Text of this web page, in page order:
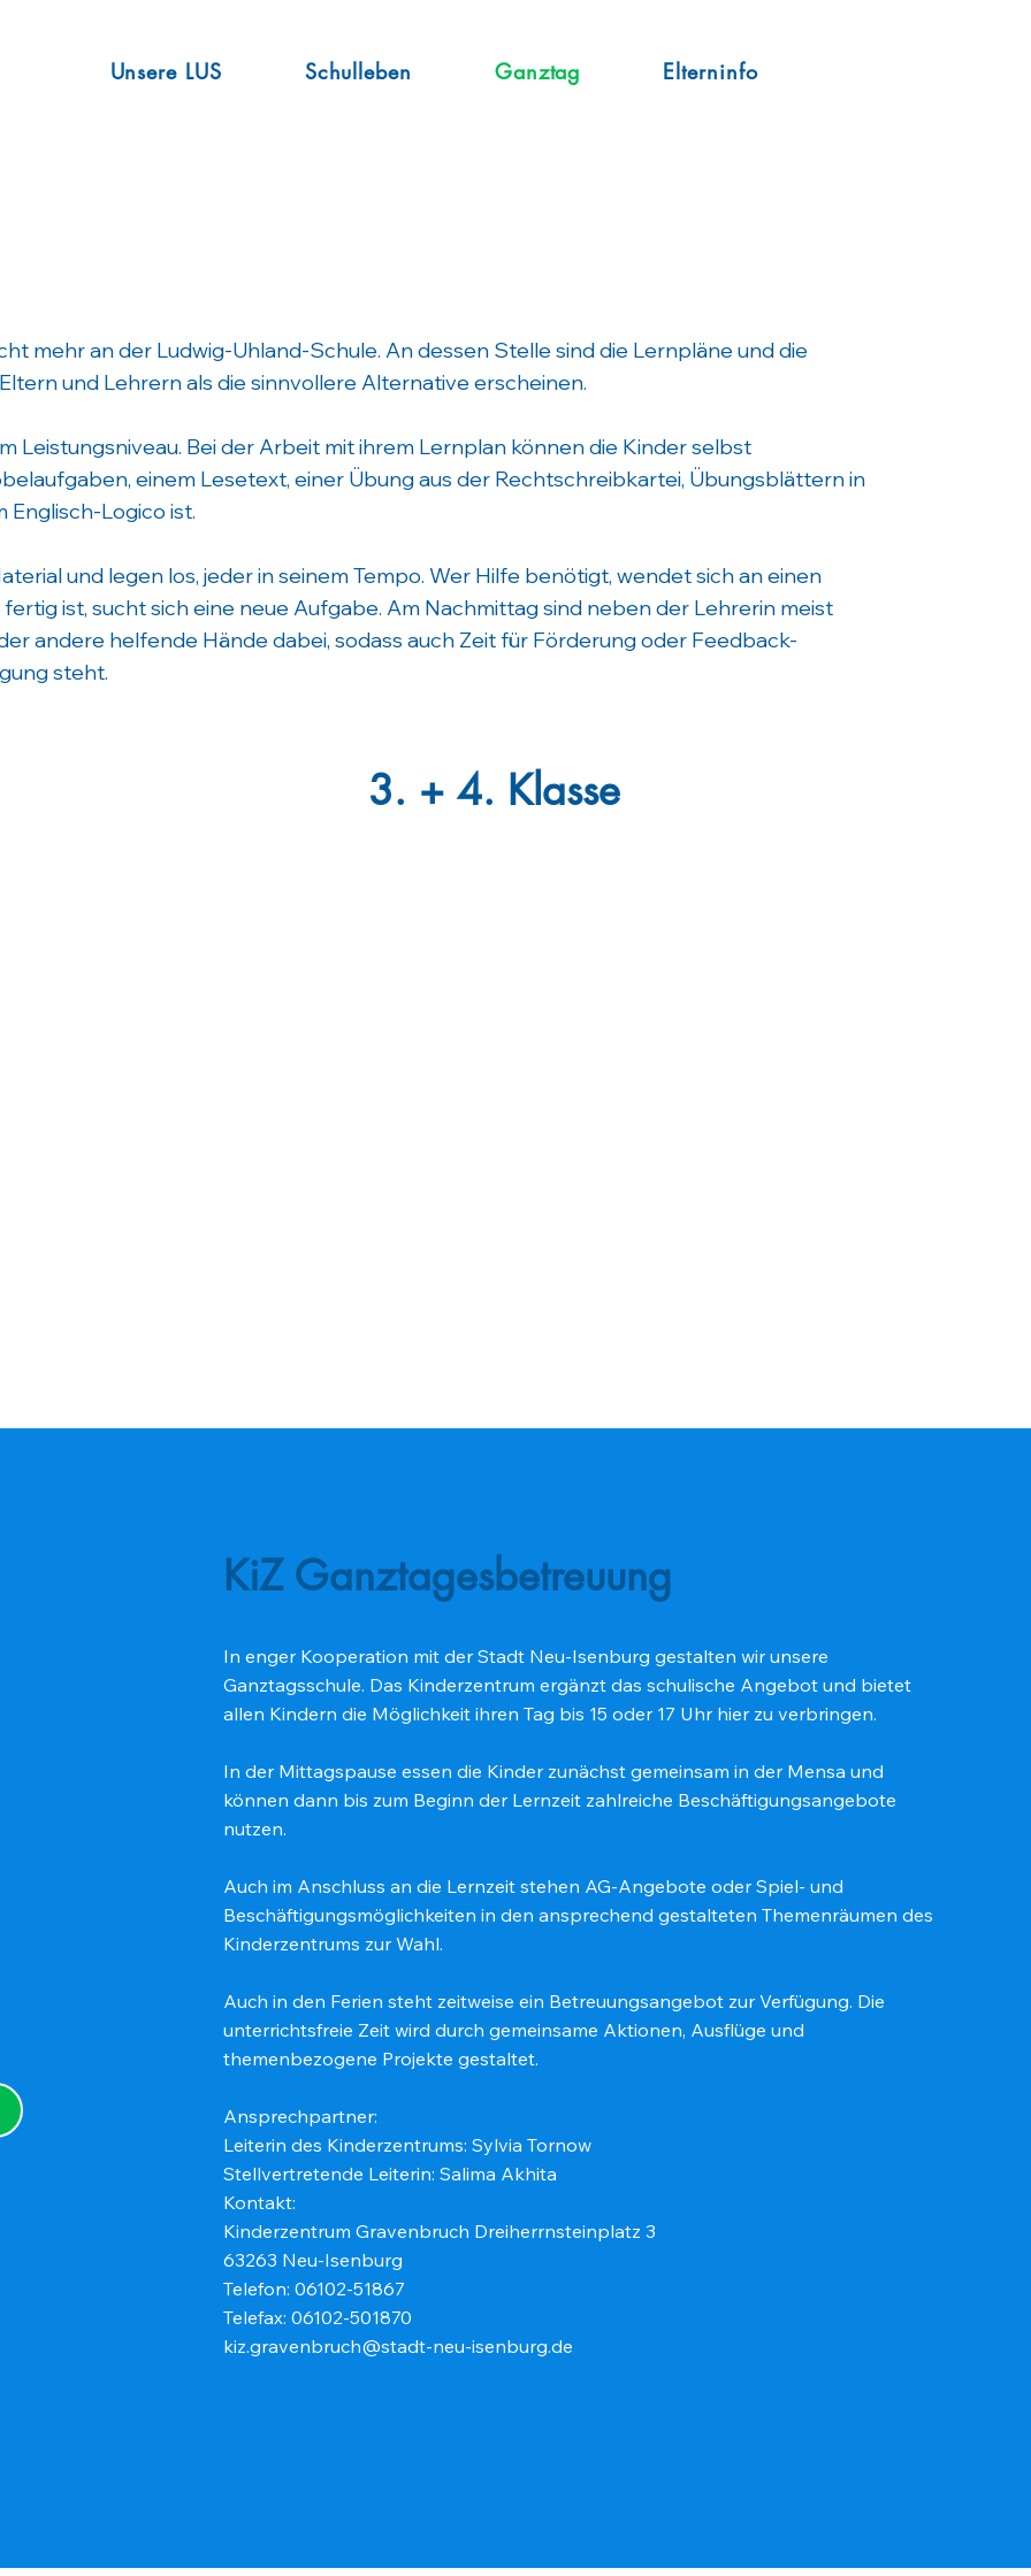
Unsere LUS Schulleben Ganztag Elterninfo
KiZ Ganztagesbetreuung
In enger Kooperation mit der Stadt Neu-Isenburg gestalten wir unsere
Ganztagsschule. Das Kinderzentrum ergänzt das schulische Angebot und bietet
allen Kindern die Möglichkeit ihren Tag bis 15 oder 17 Uhr hier zu verbringen.
In der Mittagspause essen die Kinder zunächst gemeinsam in der Mensa und
können dann bis zum Beginn der Lernzeit zahlreiche Beschäftigungsangebote
nutzen.
Auch im Anschluss an die Lernzeit stehen AG-Angebote oder Spiel- und
Beschäftigungsmöglichkeiten in den ansprechend gestalteten Themenräumen des
Kinderzentrums zur Wahl.
Auch in den Ferien steht zeitweise ein Betreuungsangebot zur Verfügung. Die
unterrichtsfreie Zeit wird durch gemeinsame Aktionen, Ausflüge und
themenbezogene Projekte gestaltet.
Ansprechpartner:
Leiterin des Kinderzentrums: Sylvia Tornow
Stellvertretende Leiterin: Salima Akhita
Kontakt:
Kinderzentrum Gravenbruch Dreiherrnsteinplatz 3
63263 Neu-Isenburg
Telefon: 06102-51867
Telefax: 06102-501870
kiz.gravenbruch@stadt-neu-isenburg.de
mehr an der Ludwig-Uhland-Schule. An dessen Stelle sind die Lernpläne und die
und Lehrern als die sinnvollere Alternative erscheinen.
Leistungsniveau. Bei der Arbeit mit ihrem Lernplan können die Kinder selbst
einem Lesetext, einer Übung aus der Rechtschreibkartei, Übungsblättern in
Logico ist.
und legen los, jeder in seinem Tempo. Wer Hilfe benötigt, wendet sich an einen
ist, sucht sich eine neue Aufgabe. Am Nachmittag sind neben der Lehrerin meist
andere helfende Hände dabei, sodass auch Zeit für Förderung oder Feedback-
steht.
3. + 4. Klasse